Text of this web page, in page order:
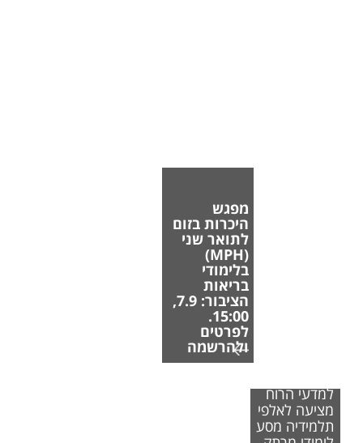
מפגש
היכרות בזום
לתואר שני
(MPH)
בלימודי
בריאות
הציבור: 7.9,
15:00.
לפרטים
ולהרשמה
למדעי הרוח
מציעה לאלפי
תלמידיה מסע